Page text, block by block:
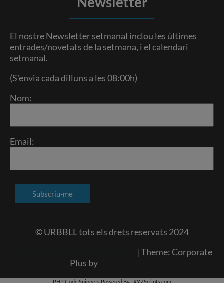
El nostre Newsletter setmanal inclou les últimes
entrades/novetats de la setmana, i el calendari
setmanal.
(S'envia cada dilluns a les 08:00h)
Nom:
Email:
© URBBLL tots els drets reservats 2024
|Theme: Corporate
Plus by